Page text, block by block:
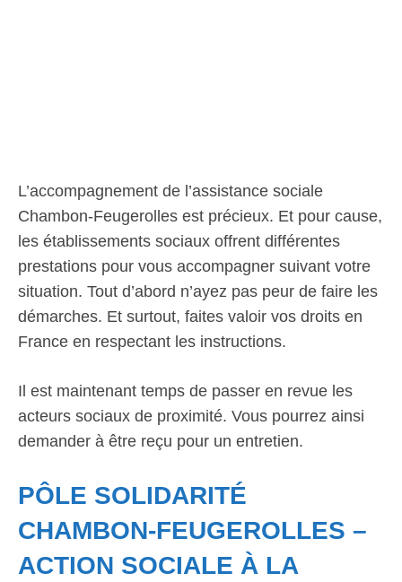
L’accompagnement de l’assistance sociale
Chambon-Feugerolles est précieux. Et pour cause,
les établissements sociaux offrent différentes
prestations pour vous accompagner suivant votre
situation. Tout d’abord n’ayez pas peur de faire les
démarches. Et surtout, faites valoir vos droits en
France en respectant les instructions.
Il est maintenant temps de passer en revue les
acteurs sociaux de proximité. Vous pourrez ainsi
demander à être reçu pour un entretien.
PÔLE SOLIDARITÉ
CHAMBON-FEUGEROLLES –
ACTION SOCIALE À LA